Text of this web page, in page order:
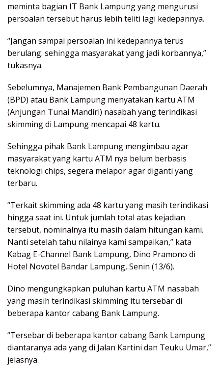
meminta bagian IT Bank Lampung yang mengurusi
persoalan tersebut harus lebih teliti lagi kedepannya.
“Jangan sampai persoalan ini kedepannya terus
berulang. sehingga masyarakat yang jadi korbannya,”
tukasnya.
Sebelumnya, Manajemen Bank Pembangunan Daerah
(BPD) atau Bank Lampung menyatakan kartu ATM
(Anjungan Tunai Mandiri) nasabah yang terindikasi
skimming di Lampung mencapai 48 kartu.
Sehingga pihak Bank Lampung mengimbau agar
masyarakat yang kartu ATM nya belum berbasis
teknologi chips, segera melapor agar diganti yang
terbaru.
“Terkait skimming ada 48 kartu yang masih terindikasi
hingga saat ini. Untuk jumlah total atas kejadian
tersebut, nominalnya itu masih dalam hitungan kami.
Nanti setelah tahu nilainya kami sampaikan,” kata
Kabag E-Channel Bank Lampung, Dino Pramono di
Hotel Novotel Bandar Lampung, Senin (13/6).
Dino mengungkapkan puluhan kartu ATM nasabah
yang masih terindikasi skimming itu tersebar di
beberapa kantor cabang Bank Lampung.
“Tersebar di beberapa kantor cabang Bank Lampung
diantaranya ada yang di Jalan Kartini dan Teuku Umar,”
jelasnya.